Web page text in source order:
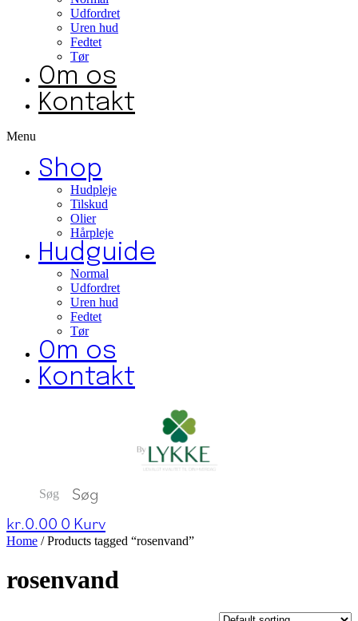
Udfordret
Uren hud
Fedtet
Tør
Om os
Kontakt
Menu
Shop
Hudpleje
Tilskud
Olier
Hårpleje
Hudguide
Normal
Udfordret
Uren hud
Fedtet
Tør
Om os
Kontakt
Søg
kr.0.00 0 Kurv
Home / Products tagged “rosenvand”
rosenvand